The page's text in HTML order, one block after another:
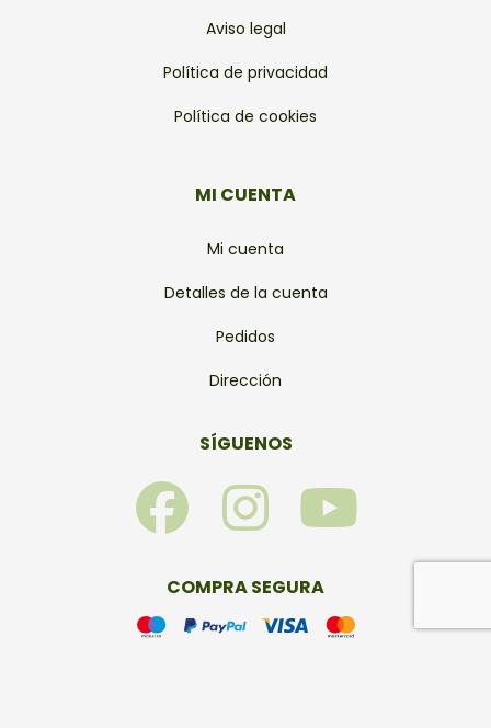
Aviso legal
Política de privacidad
Política de cookies
MI CUENTA
Mi cuenta
Detalles de la cuenta
Pedidos
Dirección
SÍGUENOS
F
a
c
e
I
n
s
Y
u
t
COMPRA SEGURA